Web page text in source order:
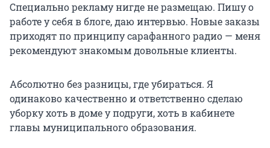
Специально рекламу нигде не размещаю. Пишу о
работе у себя в блоге, даю интервью. Новые заказы
приходят по принципу сарафанного радио — меня
рекомендуют знакомым довольные клиенты.
Абсолютно без разницы, где убираться. Я
одинаково качественно и ответственно сделаю
уборку хоть в доме у подруги, хоть в кабинете
главы муниципального образования.